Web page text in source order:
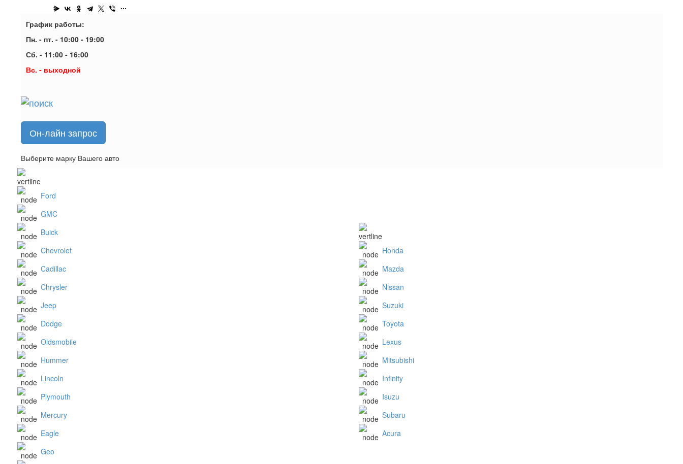
График работы:
Пн. - пт. - 10:00 - 19:00
Сб. - 11:00 - 16:00
Вс. - выходной
Он-лайн запрос
Выберите марку Вашего авто
Ford
GMC
Buick
Chevrolet
Cadillac
Chrysler
Jeep
Dodge
Oldsmobile
Hummer
Lincoln
Plymouth
Mercury
Eagle
Geo
Honda
Mazda
Nissan
Suzuki
Toyota
Lexus
Mitsubishi
Infinity
Isuzu
Subaru
Acura